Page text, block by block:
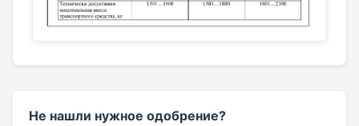
Не нашли нужное одобрение?